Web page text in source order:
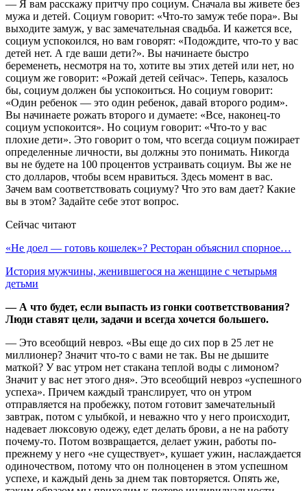
— Я вам расскажу притчу про социум. Сначала вы живете без
мужа и детей. Социум говорит: «Что-то замуж тебе пора». Вы
выходите замуж, у вас замечательная свадьба. И кажется все,
социум успокоился, но вам говорят: «Подождите, что-то у вас
детей нет. А где ваши дети?». Вы начинаете быстро
беременеть, несмотря на то, хотите вы этих детей или нет, но
социум же говорит: «Рожай детей сейчас». Теперь, казалось
бы, социум должен бы успокоиться. Но социум говорит:
«Один ребенок — это один ребенок, давай второго родим».
Вы начинаете рожать второго и думаете: «Все, наконец-то
социум успокоится». Но социум говорит: «Что-то у вас
плохие дети». Это говорит о том, что всегда социум пожирает
определенные личности, вы должны это понимать. Никогда
вы не будете на 100 процентов устраивать социум. Вы же не
сто долларов, чтобы всем нравиться. Здесь момент в вас.
Зачем вам соответствовать социуму? Что это вам дает? Какие
вы в этом? Задайте себе этот вопрос.
Сейчас читают
«Не доел — готовь кошелек»? Ресторан объяснил спорное…
История мужчины, женившегося на женщине с четырьмя
детьми
— А что будет, если выпасть из гонки соответствования?
Люди ставят цели, задачи и всегда хочется большего.
— Это всеобщий невроз. «Вы еще до сих пор в 25 лет не
миллионер? Значит что-то с вами не так. Вы не дышите
маткой? У вас утром нет стакана теплой воды с лимоном?
Значит у вас нет этого дня». Это всеобщий невроз «успешного
успеха». Причем каждый транслирует, что он утром
отправляется на пробежку, потом готовит замечательный
завтрак, потом с улыбкой, и неважно что у него происходит,
надевает люксовую одежу, едет делать брови, а не на работу
почему-то. Потом возвращается, делает ужин, работы по-
прежнему у него «не существует», кушает ужин, наслаждается
одиночеством, потому что он полноценен в этом успешном
успехе, и каждый день за днем так повторяется. Опять же,